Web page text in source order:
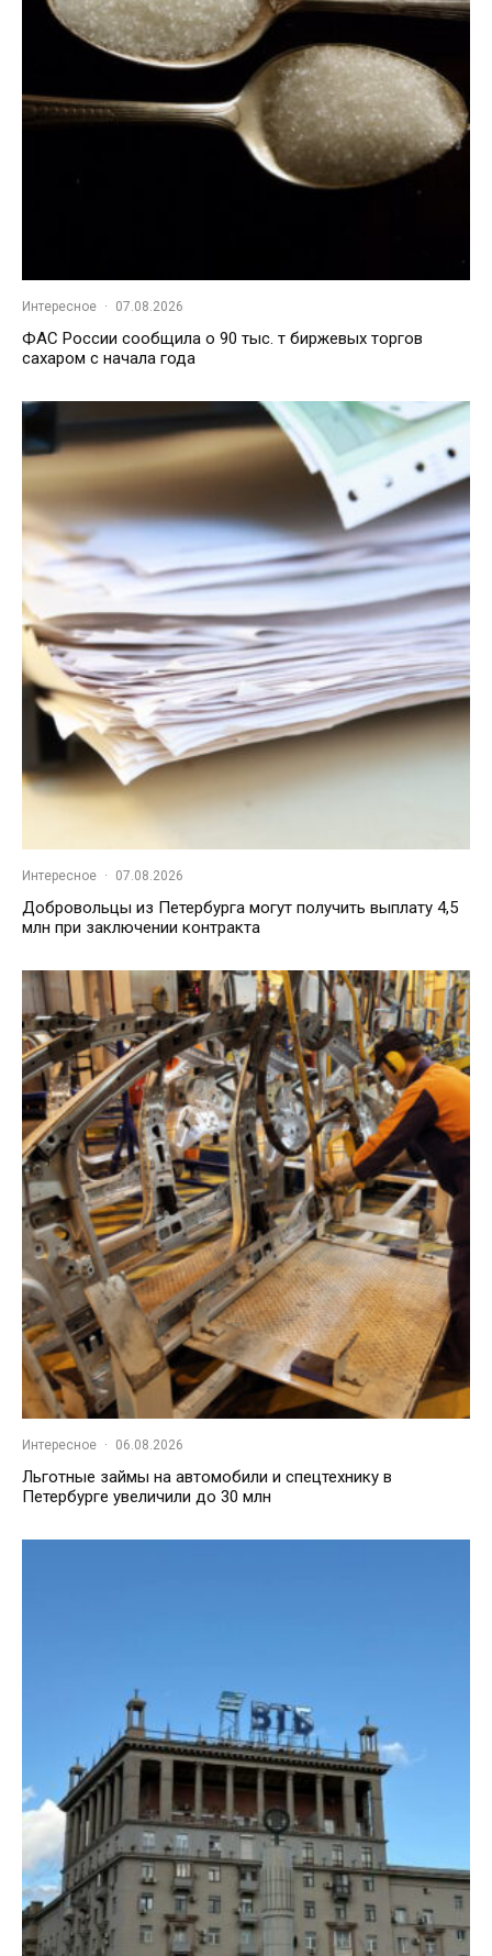
Интересное · 07.08.2026
ФАС России сообщила о 90 тыс. т биржевых торгов
сахаром с начала года
Интересное · 07.08.2026
Добровольцы из Петербурга могут получить выплату 4,5
млн при заключении контракта
Интересное · 06.08.2026
Льготные займы на автомобили и спецтехнику в
Петербурге увеличили до 30 млн